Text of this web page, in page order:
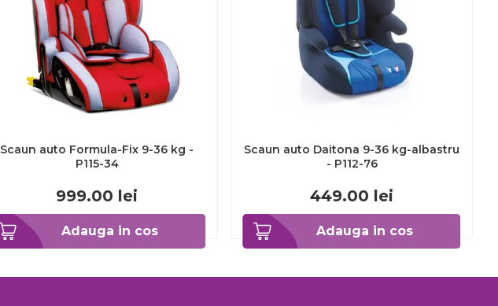
Adauga in cos
Scaun auto Formula-Fix 9-36 kg -
P115-34
999.00 lei
Adauga in cos
Scaun auto Daitona 9-36 kg-albastru
- P112-76
449.00 lei